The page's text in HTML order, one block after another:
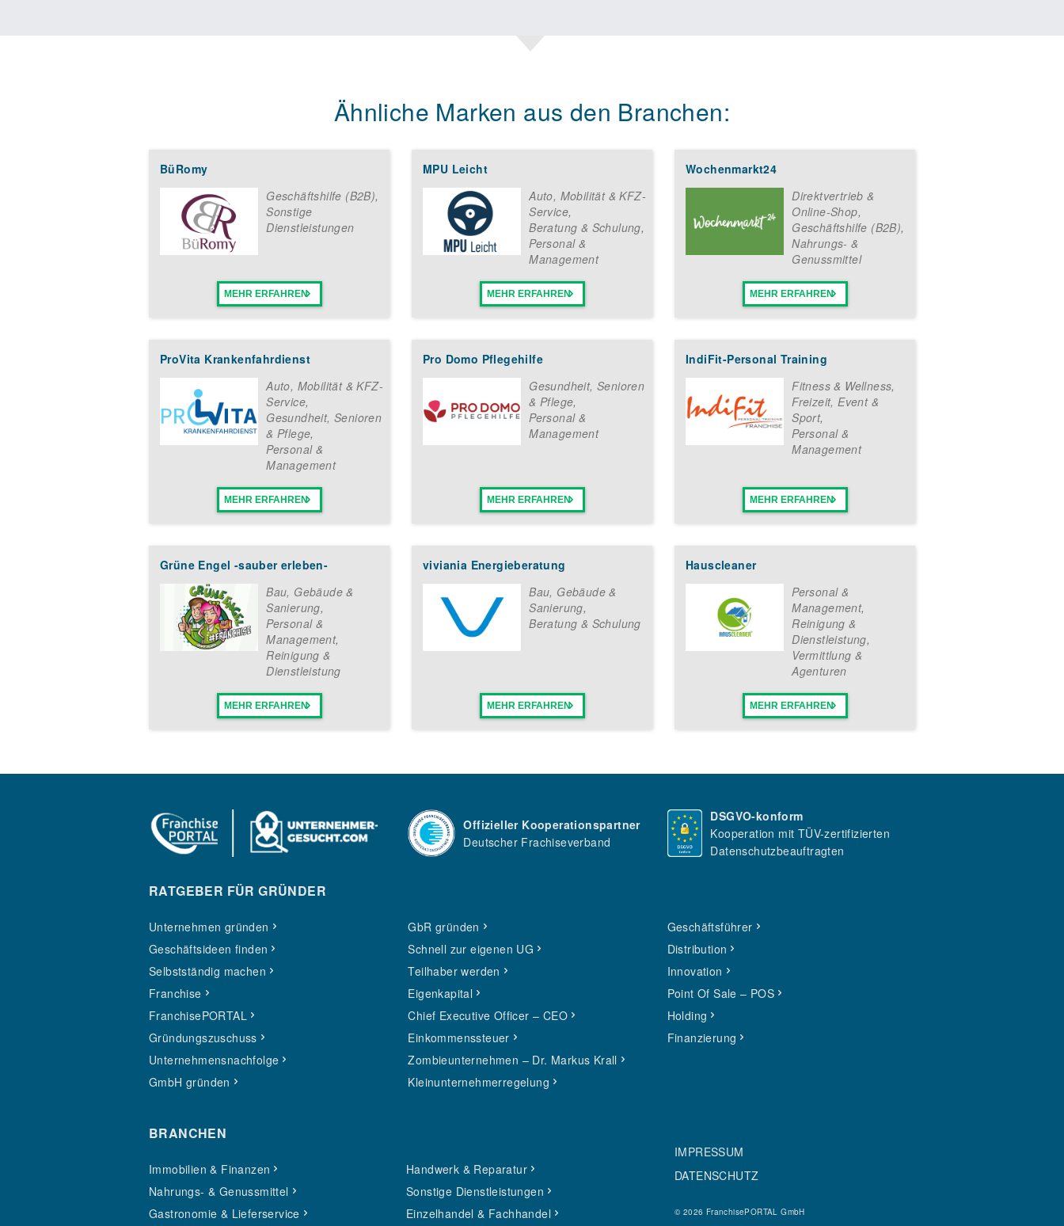
Ähnliche Marken aus den Branchen:
BüRomy
Geschäftshilfe (B2B),
Sonstige
Dienstleistungen
MEHR ERFAHREN
MPU Leicht
Auto, Mobilität & KFZ-
Service,
Beratung & Schulung,
Personal &
Management
MEHR ERFAHREN
Wochenmarkt24
Direktvertrieb &
Online-Shop,
Geschäftshilfe (B2B),
Nahrungs- &
Genussmittel
MEHR ERFAHREN
ProVita Krankenfahrdienst
Auto, Mobilität & KFZ-
Service,
Gesundheit, Senioren
& Pflege,
Personal &
Management
MEHR ERFAHREN
Pro Domo Pflegehilfe
Gesundheit, Senioren
& Pflege,
Personal &
Management
MEHR ERFAHREN
IndiFit-Personal Training
Fitness & Wellness,
Freizeit, Event &
Sport,
Personal &
Management
MEHR ERFAHREN
Grüne Engel -sauber erleben-
Bau, Gebäude &
Sanierung,
Personal &
Management,
Reinigung &
Dienstleistung
MEHR ERFAHREN
viviania Energieberatung
Bau, Gebäude &
Sanierung,
Beratung & Schulung
MEHR ERFAHREN
Hauscleaner
Personal &
Management,
Reinigung &
Dienstleistung,
Vermittlung &
Agenturen
MEHR ERFAHREN
Offizieller Kooperationspartner
Deutscher Frachiseverband
DSGVO-konform
Kooperation mit TÜV-zertifizierten
Datenschutzbeauftragten
RATGEBER FÜR GRÜNDER
Unternehmen gründen
Geschäftsideen finden
Selbstständig machen
Franchise
FranchisePORTAL
Gründungszuschuss
Unternehmensnachfolge
GmbH gründen
GbR gründen
Schnell zur eigenen UG
Teilhaber werden
Eigenkapital
Chief Executive Officer – CEO
Einkommenssteuer
Zombieunternehmen – Dr. Markus Krall
Kleinunternehmerregelung
Geschäftsführer
Distribution
Innovation
Point Of Sale – POS
Holding
Finanzierung
BRANCHEN
Immobilien & Finanzen
Nahrungs- & Genussmittel
Gastronomie & Lieferservice
Handwerk & Reparatur
Sonstige Dienstleistungen
Einzelhandel & Fachhandel
IMPRESSUM
DATENSCHUTZ
© 2026 FranchisePORTAL GmbH